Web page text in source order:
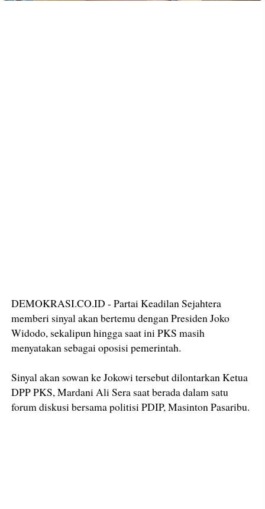
DEMOKRASI.CO.ID - Partai Keadilan Sejahtera
memberi sinyal akan bertemu dengan Presiden Joko
Widodo, sekalipun hingga saat ini PKS masih
menyatakan sebagai oposisi pemerintah.
Sinyal akan sowan ke Jokowi tersebut dilontarkan Ketua
DPP PKS, Mardani Ali Sera saat berada dalam satu
forum diskusi bersama politisi PDIP, Masinton Pasaribu.